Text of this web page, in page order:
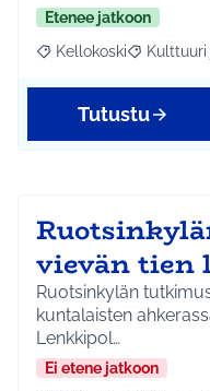
Etenee jatkoon
Rajaa tulokset aihepiirin
Kellokoski Rajaa
Tutustu
vievän tien
Ruotsinkylän
kuntalaisten
Lenkkipol…
Ei etene jatkoon